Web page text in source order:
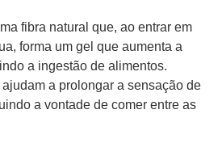
fibra natural que, ao entrar em
forma um gel que aumenta a
a ingestão de alimentos.
ajudam a prolongar a sensação de
a vontade de comer entre as